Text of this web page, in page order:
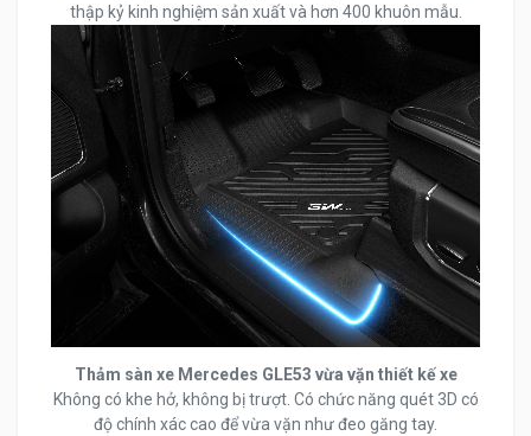
thập kỷ kinh nghiệm sản xuất và hơn 400 khuôn mẫu.
Thảm sàn xe Mercedes GLE53 vừa vặn thiết kế xe
Không có khe hở, không bị trượt. Có chức năng quét 3D có
độ chính xác cao để vừa vặn như đeo găng tay.